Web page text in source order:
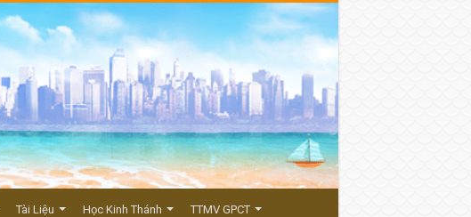
Tài Liệu Học Kinh Thánh TTMV GPCT